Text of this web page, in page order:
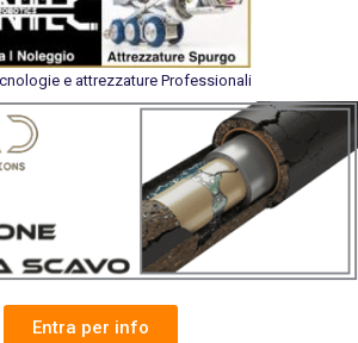
e attrezzature Professionali
Entra per info